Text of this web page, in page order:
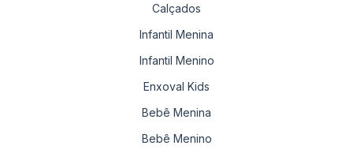
Calçados
Infantil Menina
Infantil Menino
Enxoval Kids
Bebê Menina
Bebê Menino